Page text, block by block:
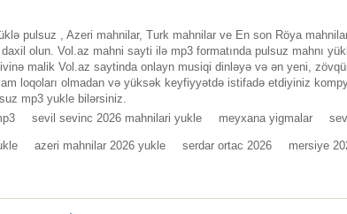
pulsuz , Azeri mahnilar, Turk mahnilar ve En son Röya
olun. Vol.az mahni sayti ilə mp3 formatında pulsuz mahnı
malik Vol.az saytinda onlayn musiqi dinləyə və ən yeni,
loqoları olmadan və yüksək keyfiyyətdə istifadə etdiyiniz
mp3 yukle bilərsiniz.
sevil sevinc 2026 mahnilari yukle meyxana yigmalar
azeri mahnilar 2026 yukle serdar ortac 2026 mersiye